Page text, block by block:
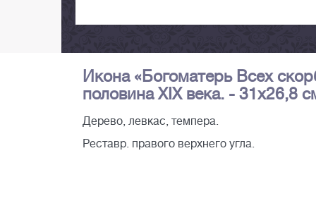
Икона «Богоматерь Всех
половина XIX века. - 31х26,8
Дерево, левкас, темпера.
Реставр. правого верхнего угла.